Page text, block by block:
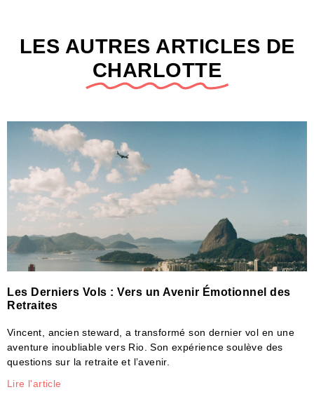
LES AUTRES ARTICLES DE
CHARLOTTE
Les Derniers Vols : Vers un Avenir Émotionnel des
Retraites
Vincent, ancien steward, a transformé son dernier vol en une
aventure inoubliable vers Rio. Son expérience soulève des
questions sur la retraite et l’avenir.
Lire l'article